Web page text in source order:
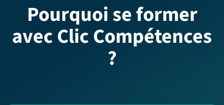
Pourquoi se former
avec Clic Compétences
?